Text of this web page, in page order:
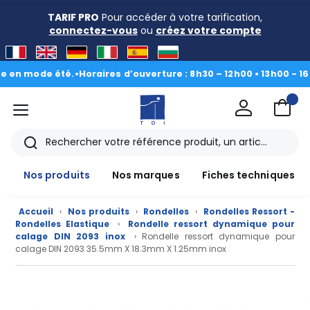
TARIF PRO Pour accéder à votre tarification,
connectez-vousou créez votre compte
été.•Horaires d’ouverture : 8h30 – 12h00 • 13h00 - 16h30|
menu
Rechercher
Nos produits
Nos marques Fiches techniques
Accueil › Nos produits › Rondelles › Rondelles Ressort -
Rondelles Elastique
›
Rondelle ressort dynamique pour
calage DIN 2093 inox
› Rondelle ressort dynamique pour
calage DIN 2093 35.5mm X 18.3mm X 1.25mm inox